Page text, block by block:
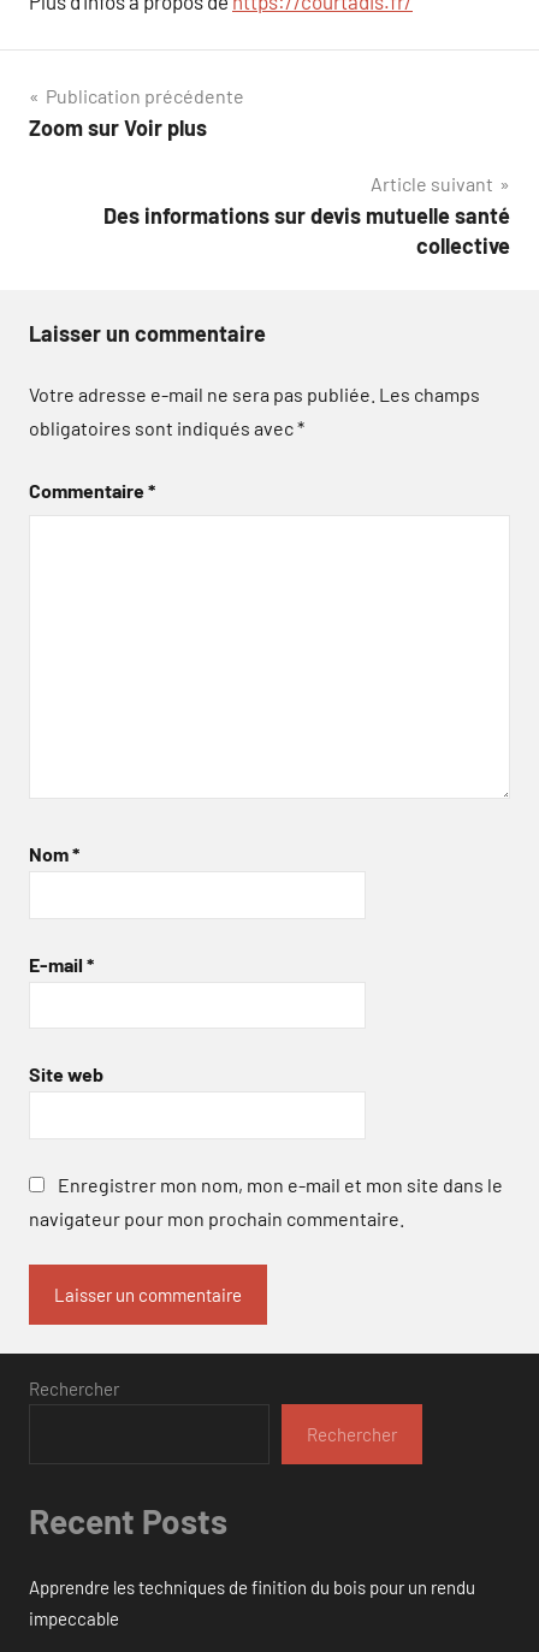
Navigation
de
Publication précédente
Zoom sur Voir plus
Article suivant
Des informations sur devis mutuelle santé
collective
Laisser un commentaire
Votre adresse e-mail ne sera pas publiée. Les champs
obligatoires sont indiqués avec*
Commentaire*
Nom*
E-mail *
Site web
Enregistrer mon nom, mon e-mail et mon site dans le
navigateur pour mon prochain commentaire.
Rechercher
Rechercher
Recent Posts
Apprendre les techniques de finition du bois pour un rendu
impeccable